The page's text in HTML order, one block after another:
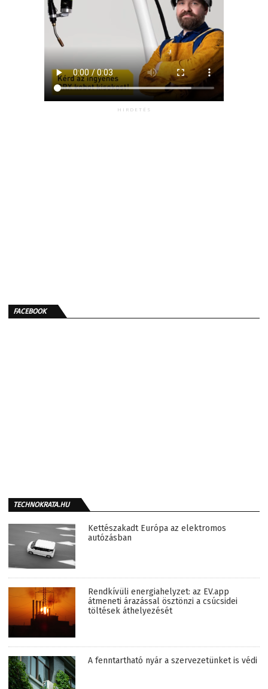
HIRDETÉS
FACEBOOK
TECHNOKRATA.HU
Kettészakadt Európa az elektromos
autózásban
Rendkívüli energiahelyzet: az EV.app
átmeneti árazással ösztönzi a csúcsidei
töltések áthelyezését
A fenntartható nyár a szervezetünket is védi